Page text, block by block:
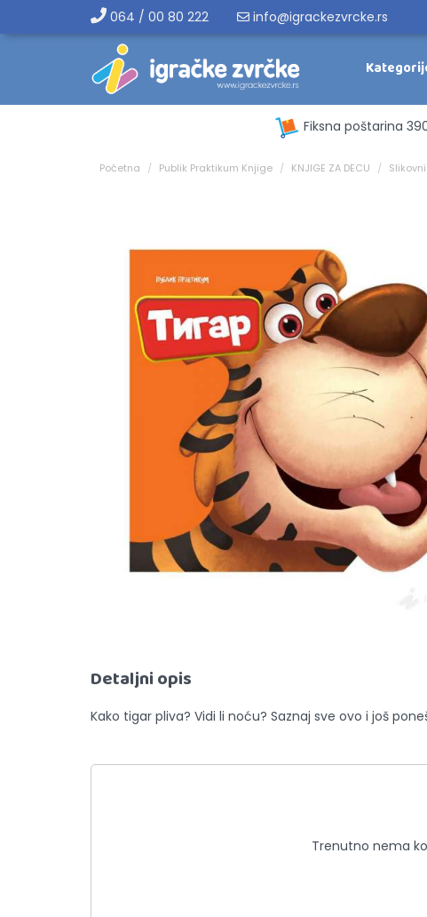
064 / 00 80 222 info@igrackezvrcke.rs
Fiksna poštarina
Početna Publik Praktikum Knjige KNJIGE ZA DECU
Detaljni opis
Kako tigar pliva? Vidi li noću? Saznaj sve ovo i još
Trenutno nema